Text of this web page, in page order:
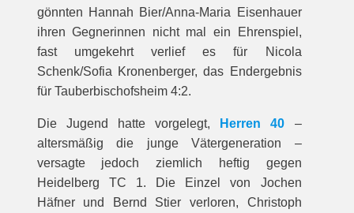
gönnten Hannah Bier/Anna-Maria Eisenhauer
ihren Gegnerinnen nicht mal ein Ehrenspiel,
fast umgekehrt verlief es für Nicola
Schenk/Sofia Kronenberger, das Endergebnis
für Tauberbischofsheim 4:2.
Die Jugend hatte vorgelegt, Herren 40 –
altersmäßig die junge Vätergeneration –
versagte jedoch ziemlich heftig gegen
Heidelberg TC 1. Die Einzel von Jochen
Häfner und Bernd Stier verloren, Christoph